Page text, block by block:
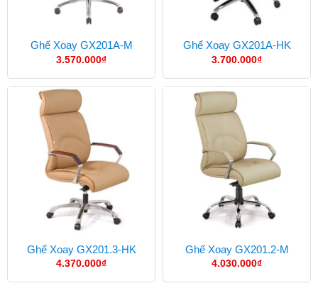
Ghế Xoay GX201A-M
3.570.000₫
Ghế Xoay GX201A-HK
3.700.000₫
Ghế Xoay GX201.3-HK
4.370.000₫
Ghế Xoay GX201.2-M
4.030.000₫